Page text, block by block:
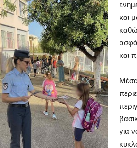
και
και
Μέσα
για